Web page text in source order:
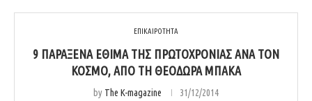
ΕΠΙΚΑΙΡΟΤΗΤΑ
9 ΠΑΡΆΞΕΝΑ ΈΘΙΜΑ ΤΗΣ ΠΡΩΤΟΧΡΟΝΙΆΣ ΑΝΆ ΤΟΝ
ΚΌΣΜΟ, ΑΠΌ ΤΗ ΘΕΟΔΏΡΑ ΜΠΆΚΑ
by The K-magazine 31/12/2014